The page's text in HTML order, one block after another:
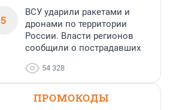
5
ВСУ ударили ракетами и
дронами по территории
России. Власти регионов
сообщили о пострадавших
54 328
ПРОМОКОДЫ